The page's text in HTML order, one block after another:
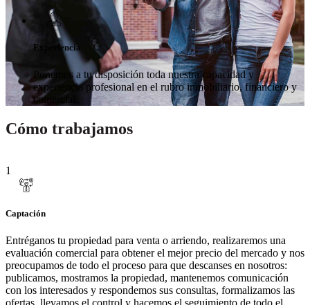
Experiencia
Ponemos a tu disposición toda nuestra capacidad y
experiencia profesional en el rubro inmobiliario, financiero y
comercial.
Cómo trabajamos
1
Captación
Entréganos tu propiedad para venta o arriendo, realizaremos una
evaluación comercial para obtener el mejor precio del mercado y nos
preocupamos de todo el proceso para que descanses en nosotros:
publicamos, mostramos la propiedad, mantenemos comunicación
con los interesados y respondemos sus consultas, formalizamos las